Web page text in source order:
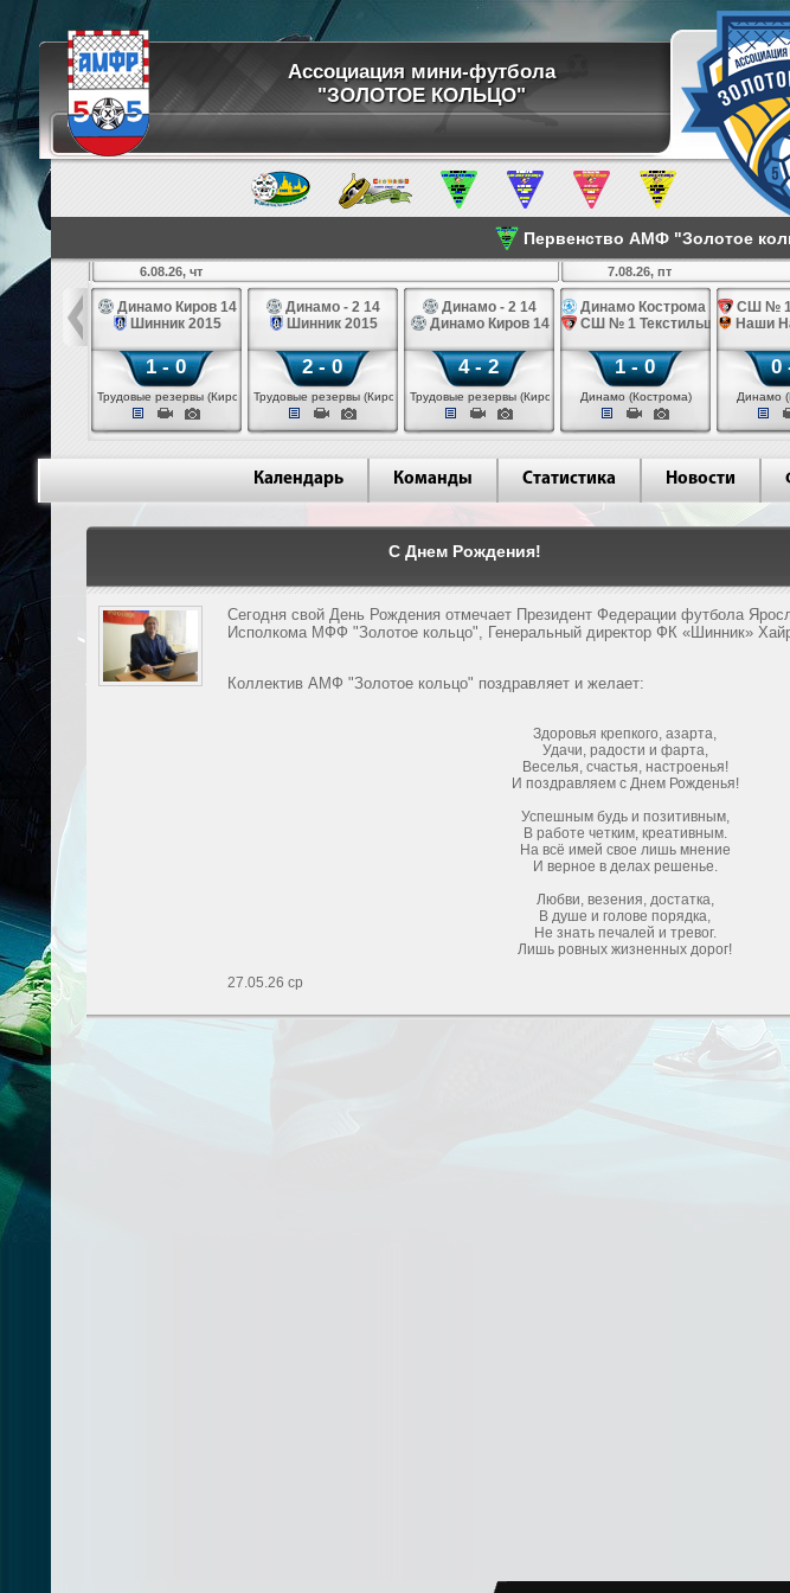
Ассоциация мини-футбола
"ЗОЛОТОЕ КОЛЬЦО"
Первенство АМФ "Золотое
белые 14
6.08.26, чт
Динамо Киров 14
Шинник 2015
1 - 0
Трудовые резервы (Киров)
Динамо - 2 14
Шинник 2015
2 - 0
Трудовые резервы (Киров)
Динамо - 2 14
Динамо Киров 14
4 - 2
Трудовые резервы (Киров)
7.08.26, пт
Динамо Кострома 14
СШ № 1 Текстильщик 14
1 - 0
Динамо (Кострома)
СШ № 1
Наши
0
Динамо
Календарь Команды Статистика Новости
С Днем Рождения!
Сегодня свой День Рождения отмечает Президент Федерации футбола
Исполкома МФФ "Золотое кольцо", Генеральный директор ФК «Шинник»
Коллектив АМФ "Золотое кольцо" поздравляет и желает:
Здоровья крепкого, азарта,
Удачи, радости и фарта,
Веселья, счастья, настроенья!
И поздравляем с Днем Рожденья!
Успешным будь и позитивным,
В работе четким, креативным.
На всё имей свое лишь мнение
И верное в делах решенье.
Любви, везения, достатка,
В душе и голове порядка,
Не знать печалей и тревог.
Лишь ровных жизненных дорог!
27.05.26 ср